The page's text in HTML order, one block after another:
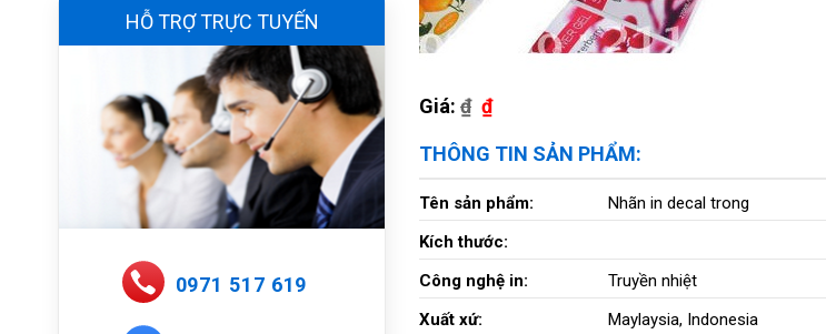
HỖ TRỢ TRỰC TUYẾN
0971 517 619
Giá: ₫ ₫
THÔNG TIN SẢN PHẨM:
Tên sản phẩm:
Nhãn in decal trong
Kích thước:
Công nghệ in:
Truyền nhiệt
Xuất xứ:
Maylaysia, Indonesia